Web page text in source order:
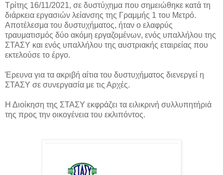
Τρίτης 16/11/2021, σε δυστύχημα που σημειώθηκε κατά τη
διάρκεια εργασιών λείανσης της Γραμμής 1 του Μετρό.
Αποτέλεσμα του δυστυχήματος, ήταν ο ελαφρύς
τραυματισμός δύο ακόμη εργαζομένων, ενός υπαλλήλου της
ΣΤΑΣΥ και ενός υπαλλήλου της αυστριακής εταιρείας που
εκτελούσε το έργο.
Έρευνα για τα ακριβή αίτια του δυστυχήματος διενεργεί η
ΣΤΑΣΥ σε συνεργασία με τις Αρχές.
Η Διοίκηση της ΣΤΑΣΥ εκφράζει τα ειλικρινή συλλυπητήριά
της προς την οικογένεια του εκλιπόντος.